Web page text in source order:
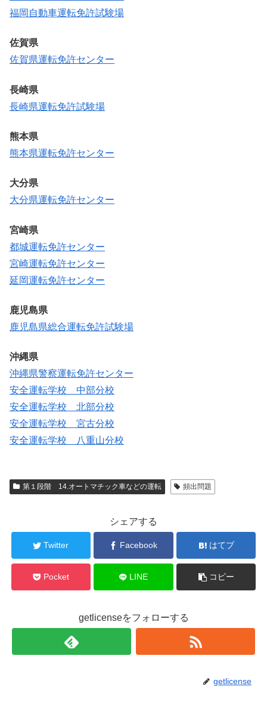
福岡自動車運転免許試験場
佐賀県
佐賀県運転免許センター
長崎県
長崎県運転免許試験場
熊本県
熊本県運転免許センター
大分県
大分県運転免許センター
宮崎県
都城運転免許センター
宮崎運転免許センター
延岡運転免許センター
鹿児島県
鹿児島県総合運転免許試験場
沖縄県
沖縄県警察運転免許センター
安全運転学校 中部分校
安全運転学校 北部分校
安全運転学校 宮古分校
安全運転学校 八重山分校
第１段階 14.オートマチック車などの運転 頻出問題
シェアする
Twitter Facebook はてブ
Pocket LINE コピー
getlicenseをフォローする
getlicense